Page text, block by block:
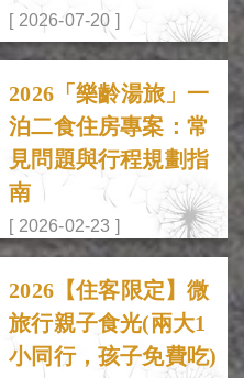
[ 2026-07-20 ]
2026「樂齡湯旅」一
泊二食住房專案：常
見問題與行程規劃指
南
[ 2026-02-23 ]
2026【住客限定】微
旅行親子食光(兩大1
小同行，孩子免費吃)